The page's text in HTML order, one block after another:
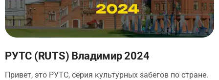
Дмитриевскому и Успенскому соборам.
РУТС (RUTS) Владимир 2024
Привет, это РУТС, серия культурных забегов по стране.